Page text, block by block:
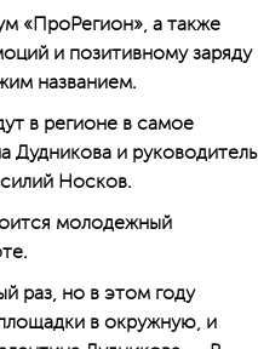
«ПроРегион», а также
и позитивному заряду
названием.
в регионе в самое
Дудникова и руководитель
Носков.
молодежный
раз, но в этом году
в окружную, и